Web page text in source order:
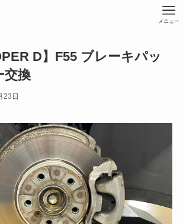
メニュー
D】F55 ブレーキパッ
交換
23日